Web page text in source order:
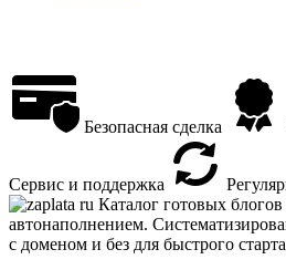
Безопасная сделка
Сервис и поддержка
Каталог готовых
автонаполнением.
с доменом и без для быстрого